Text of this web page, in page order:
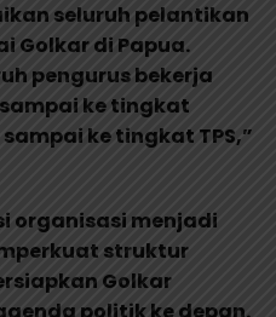
seluruh pelantikan
Golkar di Papua.
pengurus bekerja
ke tingkat
ke tingkat TPS,”
organisasi menjadi
struktur
Golkar